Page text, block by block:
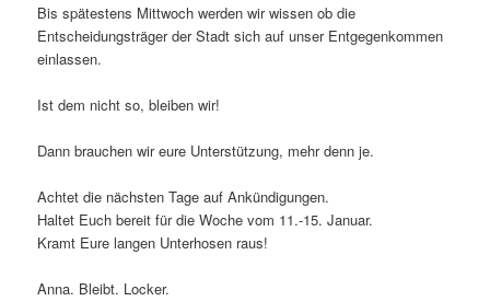
Bis spätestens Mittwoch werden wir wissen ob die
Entscheidungsträger der Stadt sich auf unser Entgegenkommen
einlassen.
Ist dem nicht so, bleiben wir!
Dann brauchen wir eure Unterstützung, mehr denn je.
Achtet die nächsten Tage auf Ankündigungen.
Haltet Euch bereit für die Woche vom 11.-15. Januar.
Kramt Eure langen Unterhosen raus!
Anna. Bleibt. Locker.